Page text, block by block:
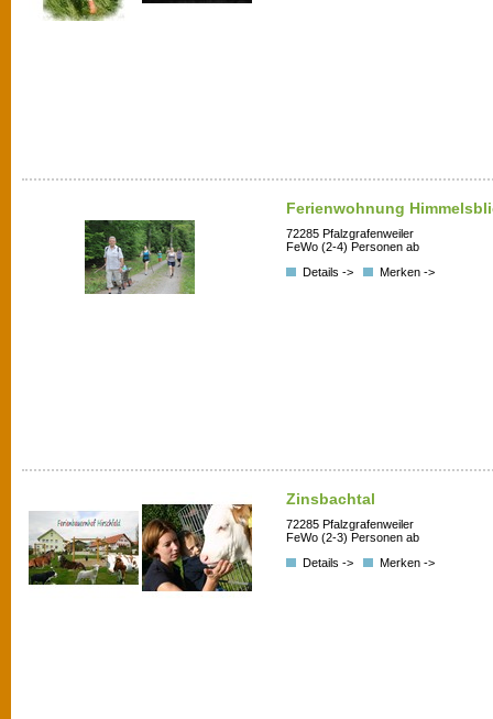
Ferienwohnung
72285 Pfalzgrafenweiler
FeWo (2-4) Personen ab
Details ->
Merken ->
Zinsbachtal
72285 Pfalzgrafenweiler
FeWo (2-3) Personen ab
Details ->
Merken ->